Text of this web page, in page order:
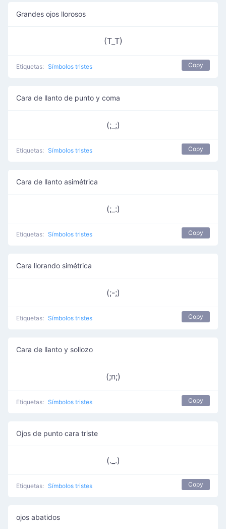
Grandes ojos llorosos
(T_T)
Etiquetas: Símbolos tristes Copy
Cara de llanto de punto y coma
(;_;)
Etiquetas: Símbolos tristes Copy
Cara de llanto asimétrica
(;_:)
Etiquetas: Símbolos tristes Copy
Cara llorando simétrica
(;-;)
Etiquetas: Símbolos tristes Copy
Cara de llanto y sollozo
(;n;)
Etiquetas: Símbolos tristes Copy
Ojos de punto cara triste
(._.)
Etiquetas: Símbolos tristes Copy
ojos abatidos